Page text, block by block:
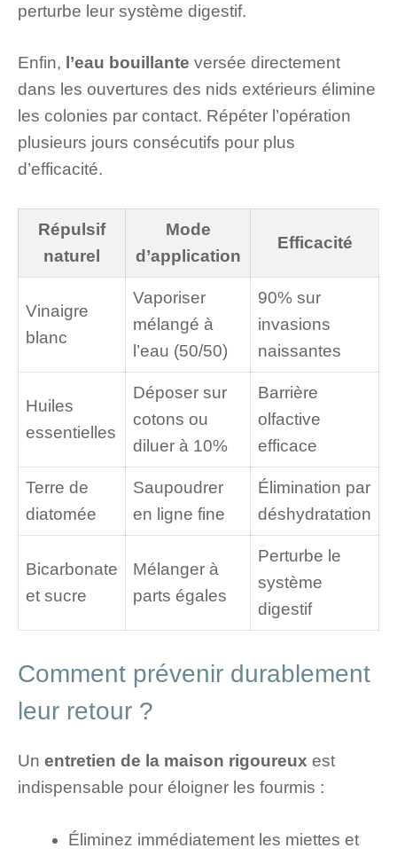
perturbe leur système digestif.
Enfin, l’eau bouillante versée directement
dans les ouvertures des nids extérieurs élimine
les colonies par contact. Répéter l’opération
plusieurs jours consécutifs pour plus
d’efficacité.
Répulsif
naturel
Mode
d’application
Efficacité
Vinaigre
blanc
Vaporiser
mélangé à
l’eau (50/50)
90% sur
invasions
naissantes
Huiles
essentielles
Déposer sur
cotons ou
diluer à 10%
Barrière
olfactive
efficace
Terre de
diatomée
Saupoudrer
en ligne fine
Élimination par
déshydratation
Bicarbonate
et sucre
Mélanger à
parts égales
Perturbe le
système
digestif
Comment prévenir durablement
leur retour ?
Un entretien de la maison rigoureux est
indispensable pour éloigner les fourmis :
Éliminez immédiatement les miettes et